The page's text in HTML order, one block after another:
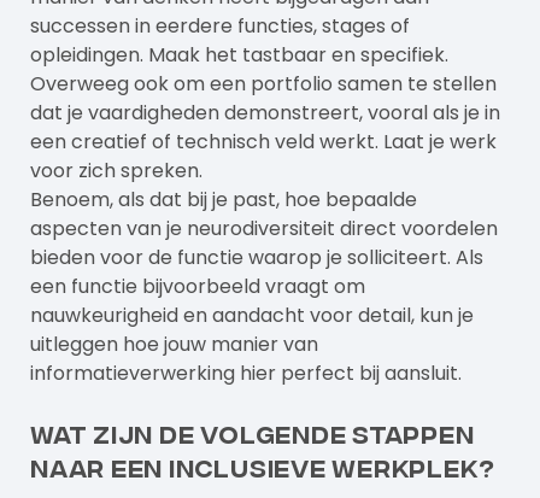
successen in eerdere functies, stages of
opleidingen. Maak het tastbaar en specifiek.
Overweeg ook om een portfolio samen te stellen
dat je vaardigheden demonstreert, vooral als je in
een creatief of technisch veld werkt. Laat je werk
voor zich spreken.
Benoem, als dat bij je past, hoe bepaalde
aspecten van je neurodiversiteit direct voordelen
bieden voor de functie waarop je solliciteert. Als
een functie bijvoorbeeld vraagt om
nauwkeurigheid en aandacht voor detail, kun je
uitleggen hoe jouw manier van
informatieverwerking hier perfect bij aansluit.
Wat zijn de volgende stappen
naar een inclusieve werkplek?